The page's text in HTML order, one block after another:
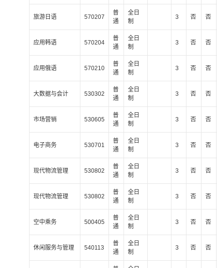
旅游日语 570207
普
通
全日
制
3 否 否
应用韩语 570204
普
通
全日
制
3 否 否
应用俄语 570210
普
通
全日
制
3 否 否
大数据与会计 530302
普
通
全日
制
3 否 否
市场营销 530605
普
通
全日
制
3 否 否
电子商务 530701
普
通
全日
制
3 否 否
现代物流管理 530802
普
通
全日
制
3 否 否
现代物流管理 530802
普
通
全日
制
3 否 否
空中乘务 500405
普
通
全日
制
3 否 否
休闲服务与管理 540113
普
通
全日
制
3 否 否